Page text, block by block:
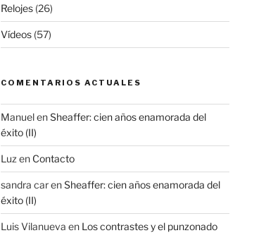
Relojes(26)
Vídeos(57)
COMENTARIOS ACTUALES
ManuelenSheaffer: cien años enamorada del
éxito (II)
Luz en Contacto
sandra carenSheaffer: cien años enamorada del
éxito (II)
Luis Vilanueva en Los contrastes y el punzonado